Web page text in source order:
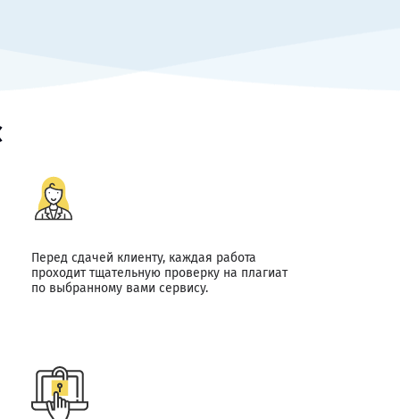
Перед сдачей клиенту, каждая работа
проходит тщательную проверку на плагиат
по выбранному вами сервису.